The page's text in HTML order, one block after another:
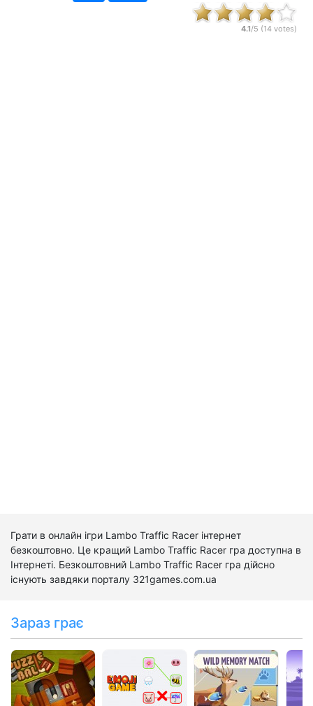
4.1/5 (14 votes)
Грати в онлайн ігри Lambo Traffic Racer інтернет
безкоштовно. Це кращий Lambo Traffic Racer гра доступна в
Інтернеті. Безкоштовний Lambo Traffic Racer гра дійсно
існують завдяки порталу 321games.com.ua
Зараз грає